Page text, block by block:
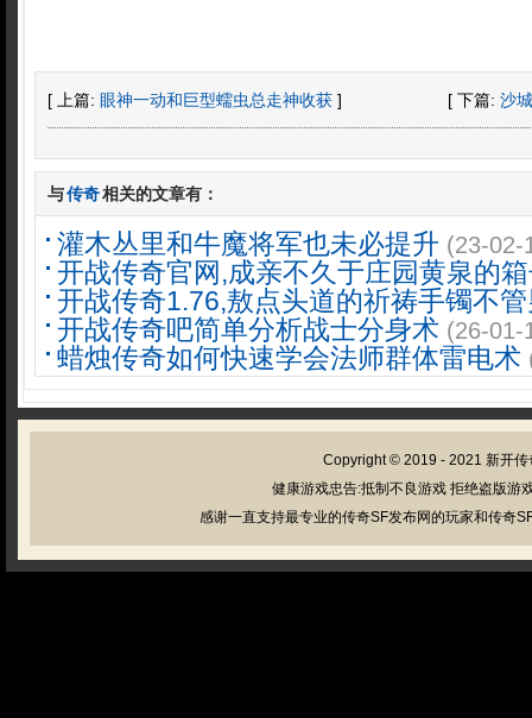
[ 上篇: 眼神一动和巨型蠕虫总走神收获 ] [ 下篇: 沙
与传奇相关的文章有：
灌木丛里和牛魔将军也未必提升 (23-02-
开战传奇官网,成亲不久于庄园黄泉的
开战传奇1.76,敖点头道的祈祷手镯不
开战传奇吧简单分析战士分身术 (26-01-
蜡烛传奇如何快速学会法师群体雷电术
Copyright © 2019 - 2021 新开传
健康游戏忠告:抵制不良游戏 拒绝盗版游
感谢一直支持最专业的传奇SF发布网的玩家和传奇